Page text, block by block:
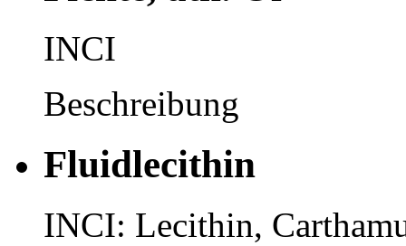
INCI
Beschreibung
Fluidlecithin
INCI: Lecithin,